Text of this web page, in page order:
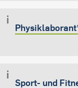
Sport- und